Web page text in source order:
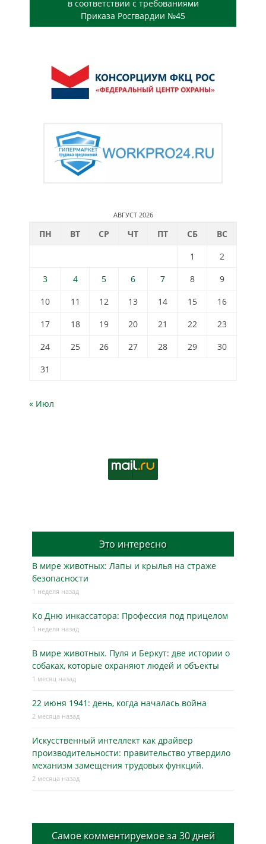
в соответствии с требованиями
Приказа Росгвардии №45
АВГУСТ 2026
ПН ВТ СР ЧТ ПТ СБ
ВС
1
2
3
4 5 6 7 8
9
10
11 12 13 14 15
16
17
18 19 20 21 22
23
24
25 26 27 28 29
30
31
« Июл
Это интересно
В мире животных: Лапы и крылья на страже
безопасности
1 неделя назад
Ко Дню инкассатора: Профессия под прицелом
1 неделя назад
В мире животных. Пуля и Беркут: две истории о
собаках, которые охраняют людей и объекты
1 месяц назад
22 июня 1941: день, когда началась война
2 месяца назад
Искусственный интеллект как драйвер
производительности: правительство утвердило
механизм замещения трудовых функций.
2 месяца назад
Самое комментируемое за 30 дней